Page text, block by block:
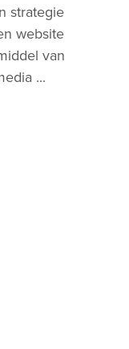
strategie
website
van
...